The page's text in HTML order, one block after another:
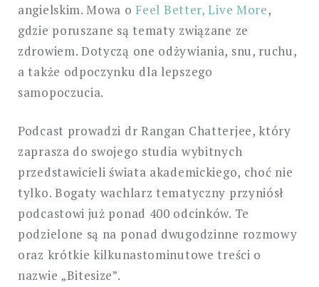
angielskim. Mowa o Feel Better, Live More,
gdzie poruszane są tematy związane ze
zdrowiem. Dotyczą one odżywiania, snu, ruchu,
a także odpoczynku dla lepszego
samopoczucia.
Podcast prowadzi dr Rangan Chatterjee, który
zaprasza do swojego studia wybitnych
przedstawicieli świata akademickiego, choć nie
tylko. Bogaty wachlarz tematyczny przyniósł
podcastowi już ponad 400 odcinków. Te
podzielone są na ponad dwugodzinne rozmowy
oraz krótkie kilkunastominutowe treści o
nazwie „Bitesize”.